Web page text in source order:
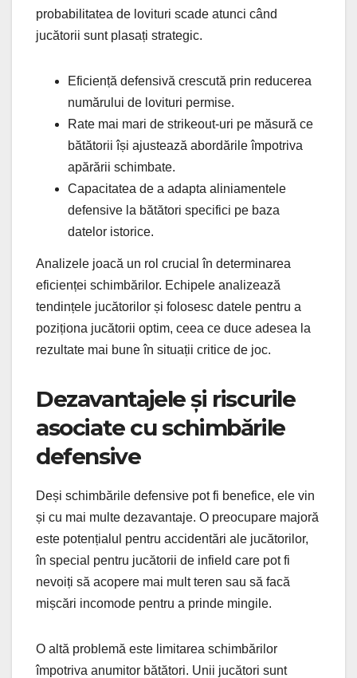
probabilitatea de lovituri scade atunci când
jucătorii sunt plasați strategic.
Eficiență defensivă crescută prin reducerea
numărului de lovituri permise.
Rate mai mari de strikeout-uri pe măsură ce
bătătorii își ajustează abordările împotriva
apărării schimbate.
Capacitatea de a adapta aliniamentele
defensive la bătători specifici pe baza
datelor istorice.
Analizele joacă un rol crucial în determinarea
eficienței schimbărilor. Echipele analizează
tendințele jucătorilor și folosesc datele pentru a
poziționa jucătorii optim, ceea ce duce adesea la
rezultate mai bune în situații critice de joc.
Dezavantajele și riscurile
asociate cu schimbările
defensive
Deși schimbările defensive pot fi benefice, ele vin
și cu mai multe dezavantaje. O preocupare majoră
este potențialul pentru accidentări ale jucătorilor,
în special pentru jucătorii de infield care pot fi
nevoiți să acopere mai mult teren sau să facă
mișcări incomode pentru a prinde mingile.
O altă problemă este limitarea schimbărilor
împotriva anumitor bătători. Unii jucători sunt